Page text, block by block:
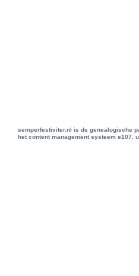
semperfestiviter.nl is de genealogische
het content management systeem e107.